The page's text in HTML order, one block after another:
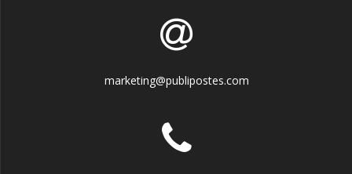
marketing@publipostes.com